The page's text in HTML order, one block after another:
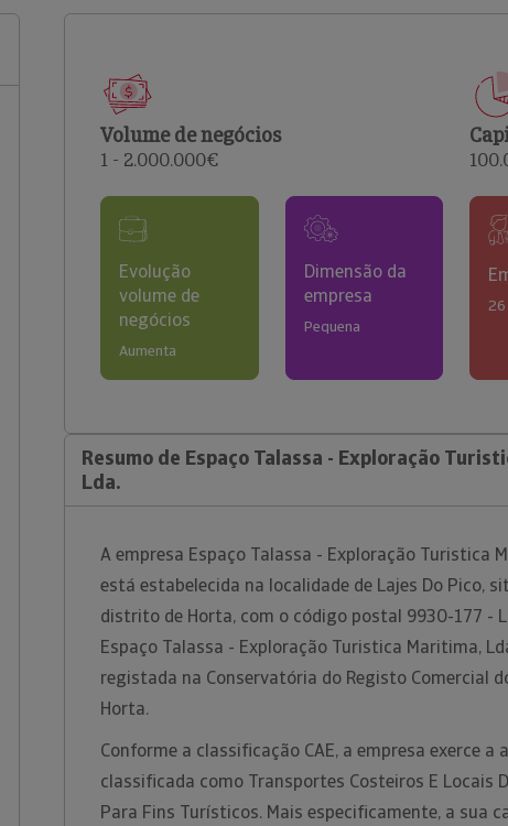
comerciais e
Volume de negócios
1 - 2.000.000€
Evolução
volume de
negócios
Aumenta
Dimensão da
empresa
Pequena
Resumo de Espaço Talassa - Exploração
Lda.
A empresa Espaço Talassa - Exploração Turistica
está estabelecida na localidade de Lajes Do Pico,
distrito de Horta, com o código postal 9930-177 -
Espaço Talassa - Exploração Turistica Maritima,
registada na Conservatória do Registo Comercial
Horta.
Conforme a classificação CAE, a empresa exerce a
classificada como Transportes Costeiros E Locais
Para Fins Turísticos. Mais especificamente, a sua